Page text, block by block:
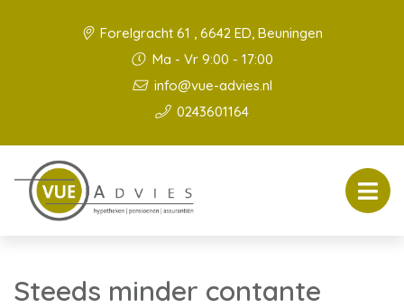
Forelgracht 61 , 6642 ED, Beuningen
Ma - Vr 9:00 - 17:00
info@vue-advies.nl
0243601164
Steeds minder contante